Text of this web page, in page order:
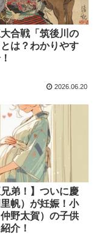
大合戦「筑後川の
は？わかりやす
2026.06.20
兄弟！】ついに慶
里帆）が妊娠！小
野太賀）の子供
介！